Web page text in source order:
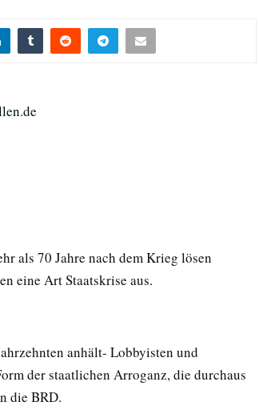
als 70 Jahre nach dem Krieg lösen
eine Art Staatskrise aus.
anhält- Lobbyisten und
der staatlichen Arroganz, die durchaus
die BRD.